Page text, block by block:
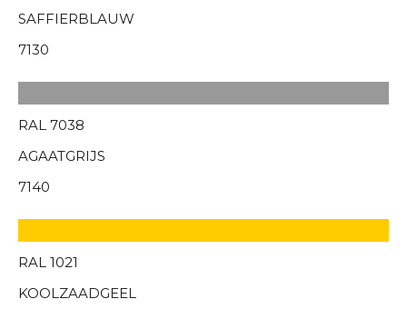
SAFFIERBLAUW
7130
RAL 7038
AGAATGRIJS
7140
RAL 1021
KOOLZAADGEEL